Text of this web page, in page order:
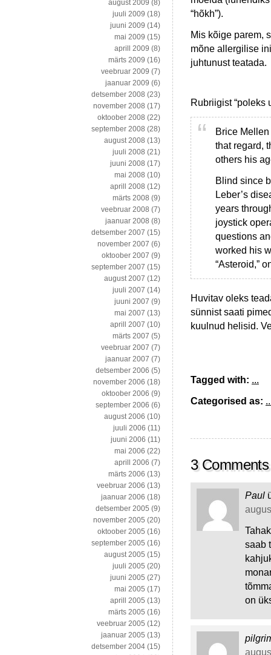
“hõkh”).
Mis kõige parem,
mõne allergilise
juhtunust teatada.
Rubriigist “poleks
Brice Mellen
that regard,
others his
Blind since
Leber’s
years
joystick
questions
worked his
“Asteroid,”
Huvitav oleks
sünnist saati
kuulnud helisid.
Tagged with: ...
Categorised as:
3 Comments
Paul
saab
on
august 2009 (8)
juuli 2009 (18)
juuni 2009 (14)
mai 2009 (15)
aprill 2009 (8)
märts 2009 (16)
veebruar 2009 (7)
jaanuar 2009 (6)
detsember 2008 (23)
november 2008 (17)
oktoober 2008 (22)
september 2008 (28)
august 2008 (13)
juuli 2008 (21)
juuni 2008 (17)
mai 2008 (10)
aprill 2008 (12)
märts 2008 (9)
veebruar 2008 (7)
jaanuar 2008 (8)
detsember 2007 (15)
november 2007 (6)
oktoober 2007 (9)
september 2007 (15)
august 2007 (12)
juuli 2007 (14)
juuni 2007 (9)
mai 2007 (13)
aprill 2007 (10)
märts 2007 (5)
veebruar 2007 (7)
jaanuar 2007 (7)
detsember 2006 (5)
november 2006 (18)
oktoober 2006 (9)
september 2006 (6)
august 2006 (10)
juuli 2006 (11)
juuni 2006 (11)
mai 2006 (22)
aprill 2006 (7)
märts 2006 (13)
veebruar 2006 (13)
jaanuar 2006 (18)
detsember 2005 (9)
november 2005 (20)
oktoober 2005 (16)
september 2005 (16)
august 2005 (15)
juuli 2005 (20)
juuni 2005 (27)
mai 2005 (17)
aprill 2005 (13)
märts 2005 (16)
veebruar 2005 (12)
jaanuar 2005 (13)
detsember 2004 (15)